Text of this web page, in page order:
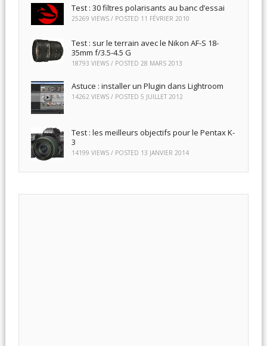
Test : 30 filtres polarisants au banc d’essai
25269 VIEWS / POSTED 11 FÉVRIER 2010
Test : sur le terrain avec le Nikon AF-S 18-
35mm f/3.5-4.5 G
18793 VIEWS / POSTED 28 MARS 2013
Astuce : installer un Plugin dans Lightroom
14262 VIEWS / POSTED 5 JUILLET 2012
Test : les meilleurs objectifs pour le Pentax K-
3
14199 VIEWS / POSTED 13 JANVIER 2014